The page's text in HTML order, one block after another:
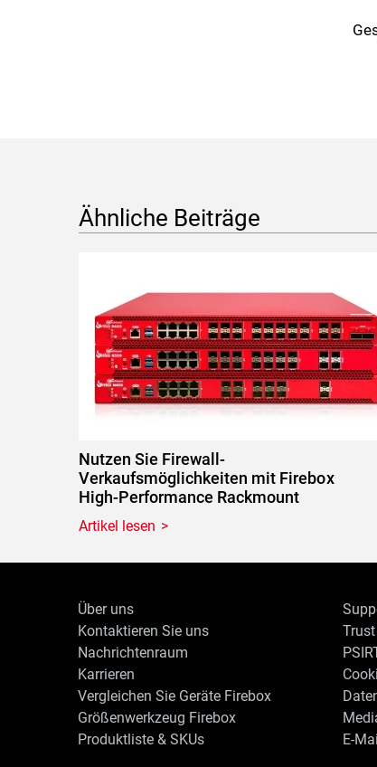
Ähnliche Beiträge
Nutzen Sie Firewall-
Verkaufsmöglichkeiten mit Firebox
High-Performance Rackmount
Artikel lesen
Über uns
Kontaktieren Sie uns
Nachrichtenraum
Karrieren
Vergleichen Sie Geräte Firebox
Größenwerkzeug Firebox
Produktliste & SKUs
E-